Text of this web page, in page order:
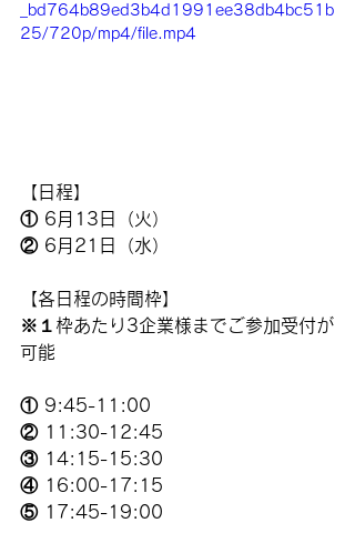
_bd764b89ed3b4d1991ee38db4bc51b
25/720p/mp4/file.mp4
【日程】
① 6月13日（火）
② 6月21日（水）
【各日程の時間枠】
※１枠あたり3企業様までご参加受付が
可能
① 9:45-11:00
② 11:30-12:45
③ 14:15-15:30
④ 16:00-17:15
⑤ 17:45-19:00